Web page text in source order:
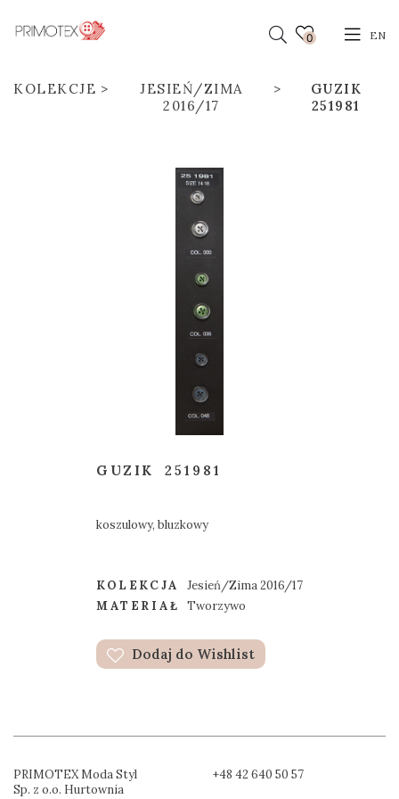
0 EN
KOLEKCJE
JESIEŃ/ZIMA
2016/17
GUZIK
251981
GUZIK 251981
koszulowy, bluzkowy
KOLEKCJA
Jesień/Zima 2016/17
MATERIAŁ
Tworzywo
Dodaj do Wishlist
PRIMOTEX Moda Styl
Sp. z o.o. Hurtownia
+48 42 640 50 57